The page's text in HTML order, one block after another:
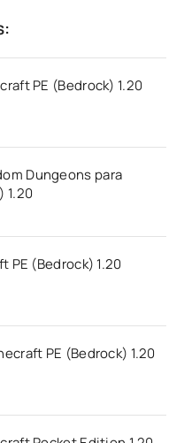
PE (Bedrock) 1.20
Dungeons para
1.20
PE (Bedrock) 1.20
PE (Bedrock) 1.20